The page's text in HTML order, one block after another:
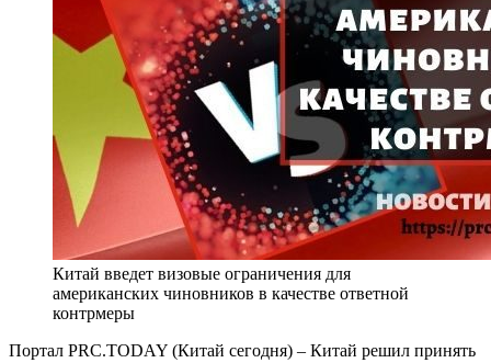
Китай введет визовые ограничения для
американских чиновников в качестве ответной
контрмеры
Портал PRC.TODAY (Китай сегодня) – Китай решил принять